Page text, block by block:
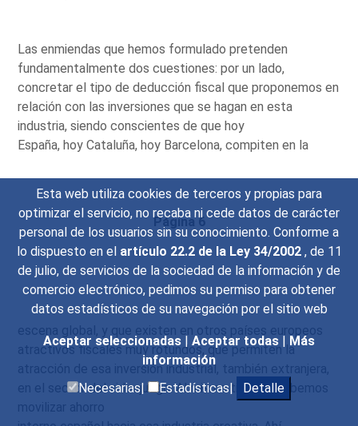
Esta web utiliza cookies de terceros y propias para
optimizar el servicio, no recaba ni cede datos de carácter
personal de los usuarios sin su conocimiento. Conforme a
lo dispuesto en el artículo 22.2 de la Ley 34/2002 , de 11
de julio, de servicios de la sociedad de la información y de
comercio electrónico, pedimos su permiso para obtener
datos estadísticos de su navegación por el sitio web
Aceptar seleccionadas | Aceptar todas |Más
información
Necesarias|
Estadísticas| Detalle
Las enmiendas que hemos formulado pretenden
fundamentalmente dos cuestiones: por un lado,
concretar el tipo de deducción fiscal que proponemos en
relación con las inversiones que se hagan en esta
industria, siendo conscientes de que hoy
España, hoy Cataluña, hoy Barcelona, compiten en la
Página 6
escena global, y que existen en otros países europeos
atractivos fiscales muy rotundos, que permiten la
atracción de esa inversión industrial, también extranjera,
en el sector del videojuego. Al mismo tiempo, debemos
movilizar ahorro